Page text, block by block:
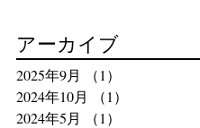
アーカイブ
2025年9月 （1）
2024年10月
（1）
2024年5月
（1）